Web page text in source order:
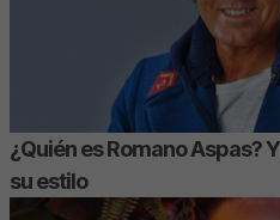
¿Quién es Romano Aspas?
su estilo